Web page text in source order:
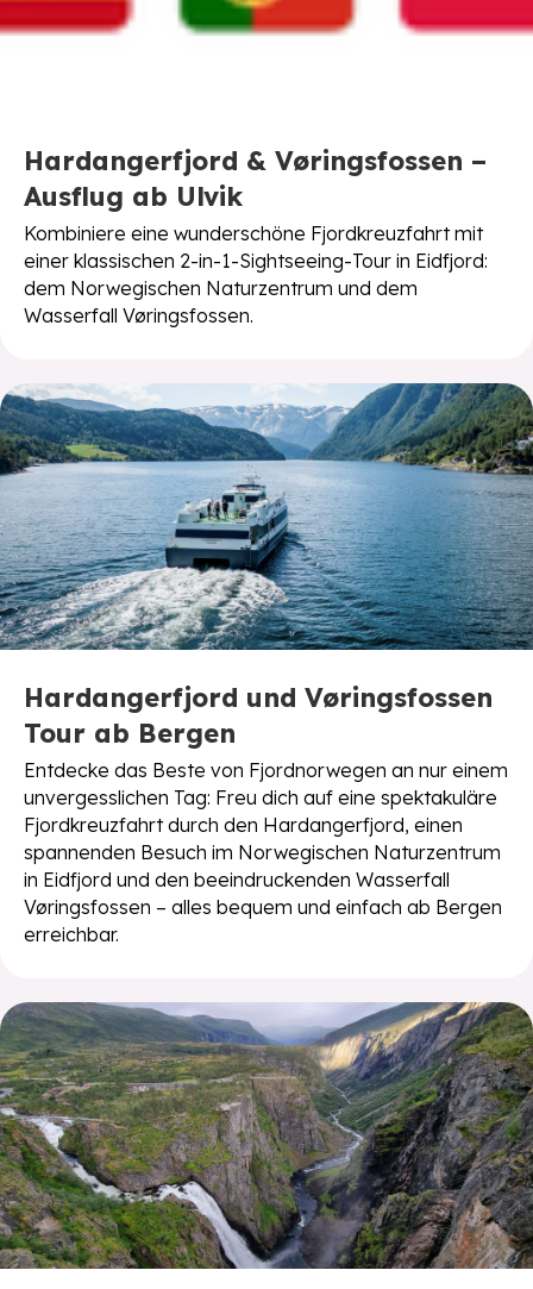
Hardangerfjord & Vøringsfossen –
Ausflug ab Ulvik
Kombiniere eine wunderschöne Fjordkreuzfahrt mit
einer klassischen 2-in-1-Sightseeing-Tour in Eidfjord:
dem Norwegischen Naturzentrum und dem
Wasserfall Vøringsfossen.
Hardangerfjord und Vøringsfossen
Tour ab Bergen
Entdecke das Beste von Fjordnorwegen an nur einem
unvergesslichen Tag: Freu dich auf eine spektakuläre
Fjordkreuzfahrt durch den Hardangerfjord, einen
spannenden Besuch im Norwegischen Naturzentrum
in Eidfjord und den beeindruckenden Wasserfall
Vøringsfossen – alles bequem und einfach ab Bergen
erreichbar.